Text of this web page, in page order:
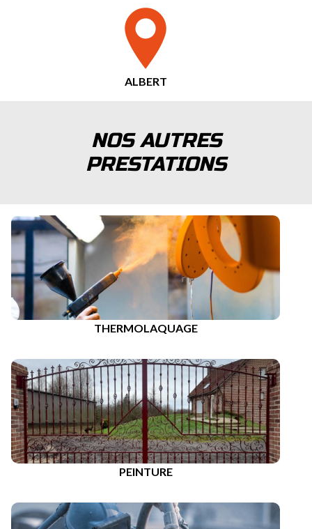
ALBERT
NOS AUTRES
PRESTATIONS
THERMOLAQUAGE
PEINTURE